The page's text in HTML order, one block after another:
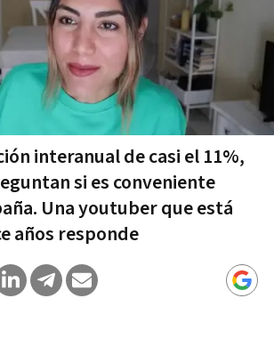
interanual de casi el 11%,
si es conveniente
Una youtuber que está
años responde